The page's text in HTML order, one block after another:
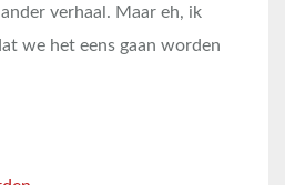
verhaal. Maar eh, ik
we het eens gaan worden